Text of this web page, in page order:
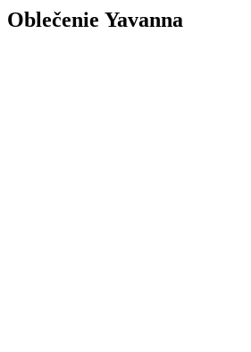
Oblečenie Yavanna